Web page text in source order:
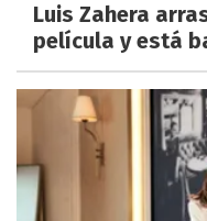
Luis Zahera
película y está